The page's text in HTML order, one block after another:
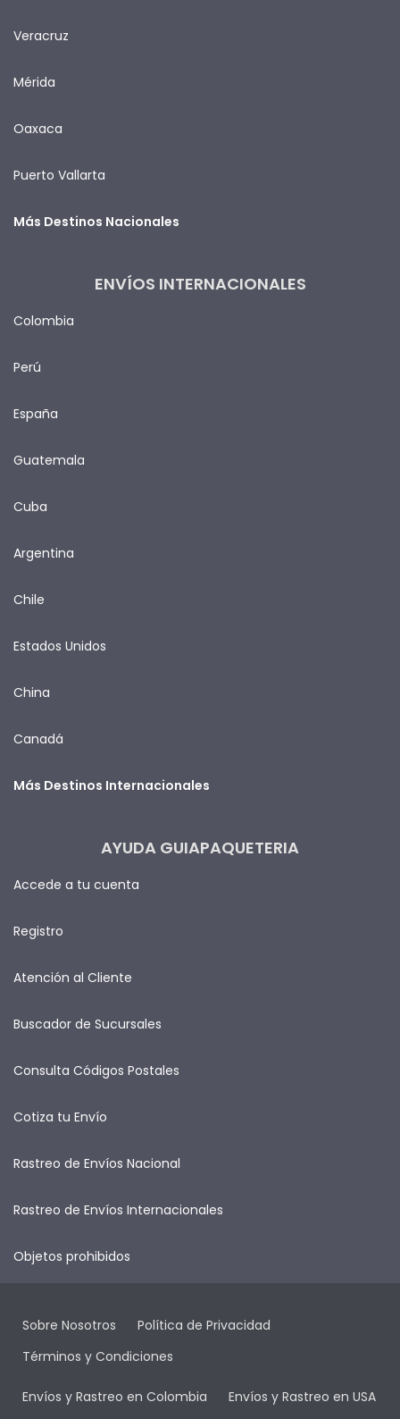
Veracruz
Mérida
Oaxaca
Puerto Vallarta
Más Destinos Nacionales
ENVÍOS INTERNACIONALES
Colombia
Perú
España
Guatemala
Cuba
Argentina
Chile
Estados Unidos
China
Canadá
Más Destinos Internacionales
AYUDA GUIAPAQUETERIA
Accede a tu cuenta
Registro
Atención al Cliente
Buscador de Sucursales
Consulta Códigos Postales
Cotiza tu Envío
Rastreo de Envíos Nacional
Rastreo de Envíos Internacionales
Objetos prohibidos
Sobre Nosotros
Política de Privacidad
Términos y Condiciones
Envíos y Rastreo en Colombia Envíos y Rastreo en USA